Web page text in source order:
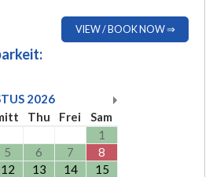
VIEW / BOOK NOW ⇒
2026
Thu Frei
Sam
1
5 6 7
8
12 13 14
15